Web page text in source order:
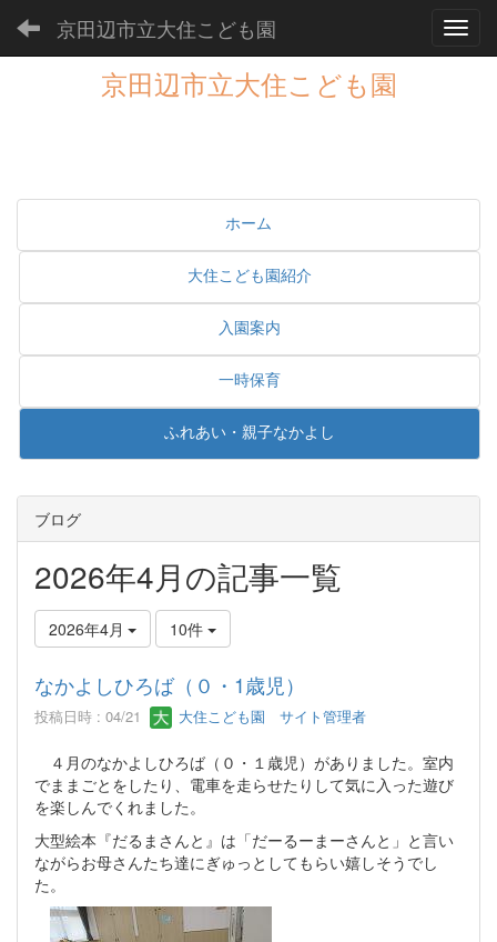
京田辺市立大住こども園
京田辺市立大住こども園
ホーム
大住こども園紹介
入園案内
一時保育
ふれあい・親子なかよし
ブログ
2026年4月の記事一覧
2026年4月 10件
なかよしひろば（０・1歳児）
投稿日時 : 04/21 大住こども園 サイト管理者
４月のなかよしひろば（０・１歳児）がありました。室内
でままごとをしたり、電車を走らせたりして気に入った遊び
を楽しんでくれました。
大型絵本『だるまさんと』は「だーるーまーさんと」と言い
ながらお母さんたち達にぎゅっとしてもらい嬉しそうでし
た。